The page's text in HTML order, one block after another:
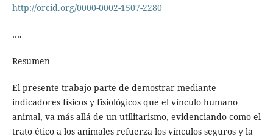
http://orcid.org/0000-0002-1507-2280
….
Resumen
El presente trabajo parte de demostrar mediante
indicadores físicos y fisiológicos que el vínculo humano
animal, va más allá de un utilitarismo, evidenciando como el
trato ético a los animales refuerza los vínculos seguros y la